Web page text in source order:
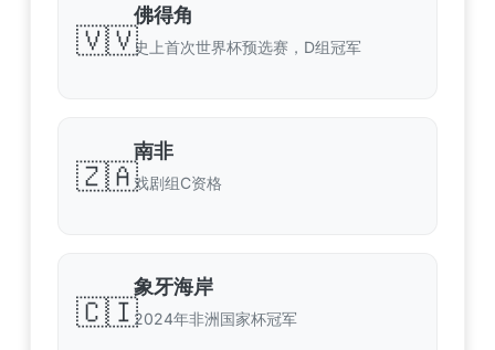
🇻🇻
佛得角
史上首次世界杯预选赛，D组冠军
🇿🇦
南非
戏剧组C资格
🇨🇮
象牙海岸
2024年非洲国家杯冠军